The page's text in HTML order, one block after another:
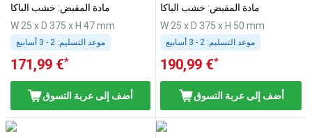
مادة المقبض: خشب الباكا
W 25 x D 375 x H 47 mm
موعد التسليم:
171,99 €*
أضف إلى عربة التسوق
مادة المقبض: خشب الباكا
W 25 x D 375 x H 50 mm
موعد التسليم:
190,99 €*
أضف إلى عربة التسوق